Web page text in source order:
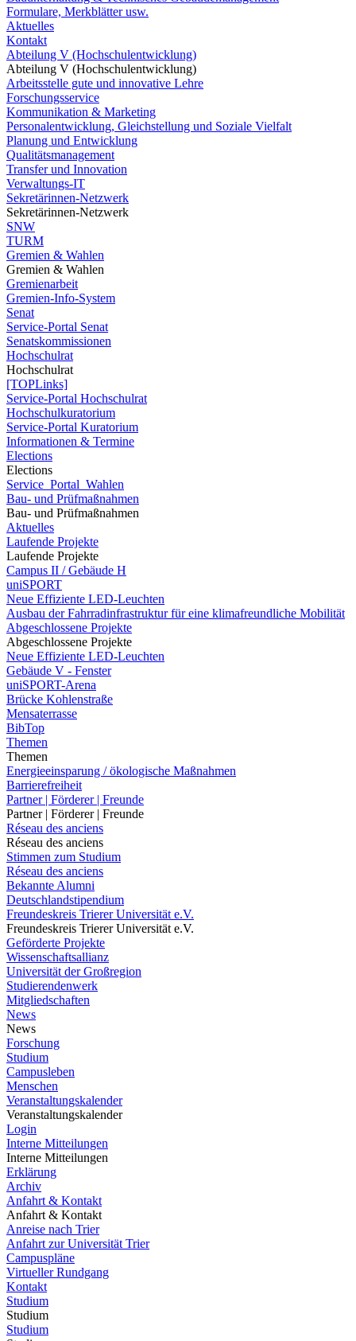
Formulare, Merkblätter usw.
Aktuelles
Kontakt
Abteilung V (Hochschulentwicklung)
Abteilung V (Hochschulentwicklung)
Arbeitsstelle gute und innovative Lehre
Forschungsservice
Kommunikation & Marketing
Personalentwicklung, Gleichstellung und Soziale Vielfalt
Planung und Entwicklung
Qualitätsmanagement
Transfer und Innovation
Verwaltungs-IT
Sekretärinnen-Netzwerk
Sekretärinnen-Netzwerk
SNW
TURM
Gremien & Wahlen
Gremien & Wahlen
Gremienarbeit
Gremien-Info-System
Senat
Service-Portal Senat
Senatskommissionen
Hochschulrat
Hochschulrat
[TOPLinks]
Service-Portal Hochschulrat
Hochschulkuratorium
Service-Portal Kuratorium
Informationen & Termine
Elections
Elections
Service_Portal_Wahlen
Bau- und Prüfmaßnahmen
Bau- und Prüfmaßnahmen
Aktuelles
Laufende Projekte
Laufende Projekte
Campus II / Gebäude H
uniSPORT
Neue Effiziente LED-Leuchten
Ausbau der Fahrradinfrastruktur für eine klimafreundliche Mobilität
Abgeschlossene Projekte
Abgeschlossene Projekte
Neue Effiziente LED-Leuchten
Gebäude V - Fenster
uniSPORT-Arena
Brücke Kohlenstraße
Mensaterrasse
BibTop
Themen
Themen
Energieeinsparung / ökologische Maßnahmen
Barrierefreiheit
Partner | Förderer | Freunde
Partner | Förderer | Freunde
Réseau des anciens
Réseau des anciens
Stimmen zum Studium
Réseau des anciens
Bekannte Alumni
Deutschlandstipendium
Freundeskreis Trierer Universität e.V.
Freundeskreis Trierer Universität e.V.
Geförderte Projekte
Wissenschaftsallianz
Universität der Großregion
Studierendenwerk
Mitgliedschaften
News
News
Forschung
Studium
Campusleben
Menschen
Veranstaltungskalender
Veranstaltungskalender
Login
Interne Mitteilungen
Interne Mitteilungen
Erklärung
Archiv
Anfahrt & Kontakt
Anfahrt & Kontakt
Anreise nach Trier
Anfahrt zur Universität Trier
Campuspläne
Virtueller Rundgang
Kontakt
Studium
Studium
Studium